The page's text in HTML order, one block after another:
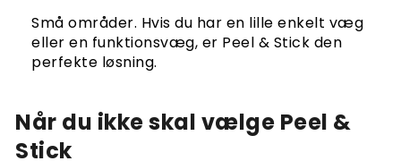
Små områder. Hvis du har en lille enkelt væg
eller en funktionsvæg, er Peel & Stick den
perfekte løsning.
Når du ikke skal vælge Peel &
Stick